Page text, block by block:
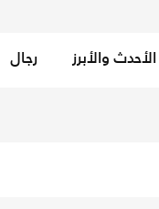
الأحدث والأبرز رجال